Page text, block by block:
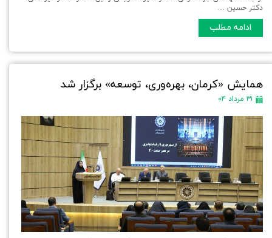
دکتر حسین …
ادامه مطلب
همایش «کرمان، بهره‌وری، توسعه» برگزار شد
۳۱ مرداد ۰۴